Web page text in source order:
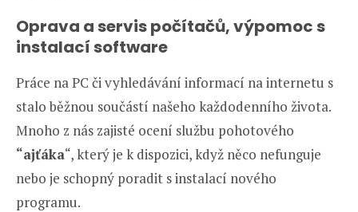
Oprava a servis počítačů, výpomoc s
instalací software
Práce na PC či vyhledávání informací na internetu s
stalo běžnou součástí našeho každodenního života.
Mnoho z nás zajisté ocení službu pohotového
“ajťáka“, který je k dispozici, když něco nefunguje
nebo je schopný poradit s instalací nového
programu.